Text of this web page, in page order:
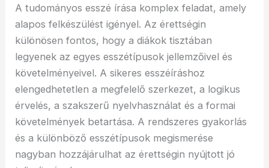
A tudományos esszé írása komplex feladat, amely
alapos felkészülést igényel. Az érettségin
különösen fontos, hogy a diákok tisztában
legyenek az egyes esszétípusok jellemzőivel és
követelményeivel. A sikeres esszéíráshoz
elengedhetetlen a megfelelő szerkezet, a logikus
érvelés, a szakszerű nyelvhasználat és a formai
követelmények betartása. A rendszeres gyakorlás
és a különböző esszétípusok megismerése
nagyban hozzájárulhat az érettségin nyújtott jó